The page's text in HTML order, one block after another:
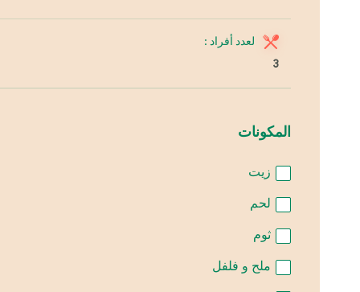
لعدد أفراد :
3
المكونات
زيت
لحم
ثوم
ملح و فلفل